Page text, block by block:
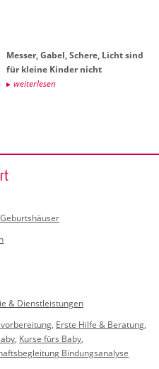
Mes­ser, Gabel, Sche­re, Licht sind
für klei­ne Kin­der nicht
wei­ter­le­sen
Geburtshäuser
& Dienstleistungen
, Erste Hilfe & Beratung,
, Kurse fürs Baby,
Bindungsanalyse